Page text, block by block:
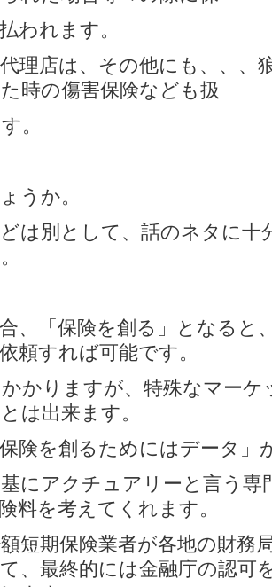
われます。
理店は、その他にも、、、
時の傷害保険なども扱
。
うか。
は別として、話のネタに十
、「保険を創る」となると
頼すれば可能です。
かりますが、特殊なマーケ
は出来ます。
険を創るためにはデータ」
にアクチュアリーと言う専
料を考えてくれます。
短期保険業者が各地の財務
、最終的には金融庁の認可